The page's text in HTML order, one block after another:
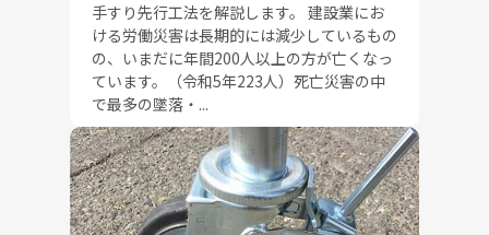
手すり先行工法を解説します。 建設業にお
ける労働災害は長期的には減少しているもの
の、いまだに年間200人以上の方が亡くなっ
ています。（令和5年223人）死亡災害の中
で最多の墜落・...